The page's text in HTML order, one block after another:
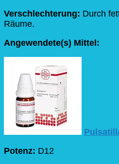
Verschlechterung: Durch
Räume.
Angewendete(s) Mittel:
Potenz: D12